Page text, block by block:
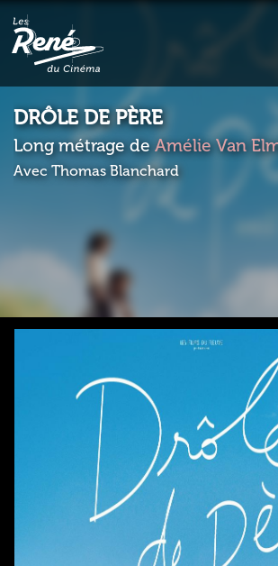
DRÔLE DE PÈRE
Long métrage deAmélie Van
Avec Thomas Blanchard